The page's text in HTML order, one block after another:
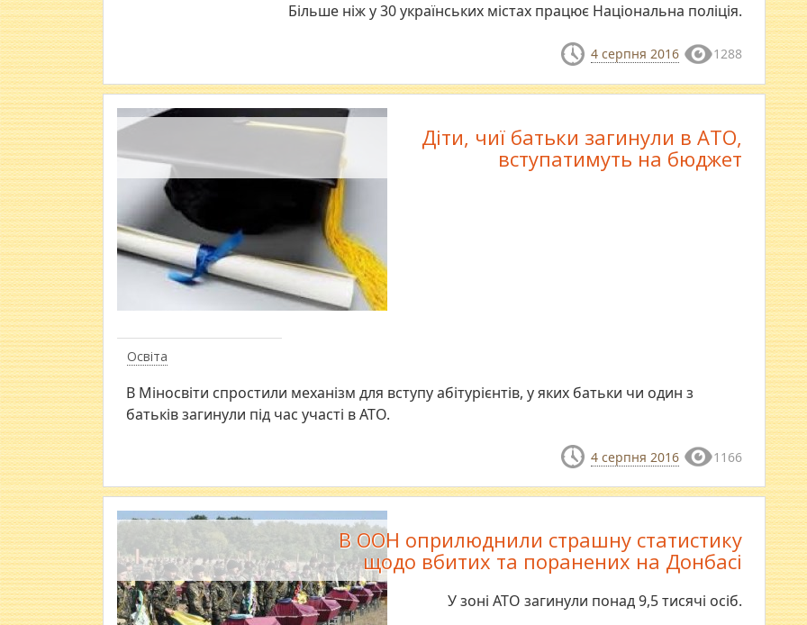
Більше ніж у 30 українських містах працює Національна поліція.
4 серпня 2016 1288
Освіта
Діти, чиї батьки загинули в АТО,
вступатимуть на бюджет
В Міносвіти спростили механізм для вступу абітурієнтів, у яких батьки чи один з
батьків загинули під час участі в АТО.
4 серпня 2016 1166
В ООН оприлюднили страшну статистику
щодо вбитих та поранених на Донбасі
У зоні АТО загинули понад 9,5 тисячі осіб.